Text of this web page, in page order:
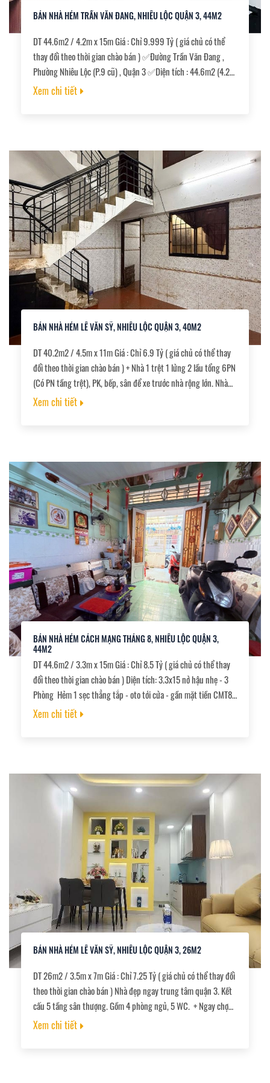
BÁN NHÀ HẺM TRẦN VĂN ĐANG, NHIÊU LỘC QUẬN 3, 44M2
DT 44.6m2 / 4.2m x 15m Giá : Chỉ 9.999 Tỷ ( giá chủ có thể
thay đổi theo thời gian chào bán ) ✅Đường Trần Văn Đang ,
Phường Nhiêu Lộc (P.9 cũ) , Quận 3 ✅Diện tích : 44.6m2 (4.2m
x 15.4m) ✅Diện tích sử dụng : Hơn 200m2 ✅Kết cấu : 1 trệt ,
Xem chi tiết
BÁN NHÀ HẺM LÊ VĂN SỸ, NHIÊU LỘC QUẬN 3, 40M2
DT 40.2m2 / 4.5m x 11m Giá : Chỉ 6.9 Tỷ ( giá chủ có thể thay
đổi theo thời gian chào bán ) + Nhà 1 trệt 1 lửng 2 lầu tổng 6PN
(Có PN tầng trệt), PK, bếp, sân để xe trước nhà rộng lớn. Nhà
cũ về cải tạo ở ngay. + Hẻm ba gác khu vực an ninh, yên tĩnh.
Xem chi tiết
BÁN NHÀ HẺM CÁCH MẠNG THÁNG 8, NHIÊU LỘC QUẬN 3,
44M2
DT 44.6m2 / 3.3m x 15m Giá : Chỉ 8.5 Tỷ ( giá chủ có thể thay
đổi theo thời gian chào bán ) Diện tích: 3.3x15 nở hậu nhẹ - 3
Phòng Hẻm 1 sẹc thẳng tắp - oto tới cửa - gần mặt tiền CMT8
Vị trí thông tùm lum - CMT8 - Đỗ Thị Lời - Trần Văn Đan - Tô
Xem chi tiết
BÁN NHÀ HẺM LÊ VĂN SỸ, NHIÊU LỘC QUẬN 3, 26M2
DT 26m2 / 3.5m x 7m Giá : Chỉ 7.25 Tỷ ( giá chủ có thể thay đổi
theo thời gian chào bán ) Nhà đẹp ngay trung tâm quận 3. Kết
cấu 5 tầng sân thượng. Gồm 4 phòng ngủ, 5 WC. + Ngay chợ
Bùi Phát, nhà thờ Bùi Phát. + Đường thông tứ hướng. Thông từ
Xem chi tiết